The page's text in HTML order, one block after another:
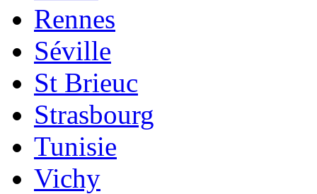
Rennes
Séville
St Brieuc
Strasbourg
Tunisie
Vichy